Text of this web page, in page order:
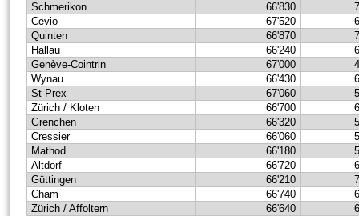
Schmerikon
66'830
Cevio
67'520
Quinten
66'870
Hallau
66'240
Genève-Cointrin
67'000
Wynau
66'430
St-Prex
67'060
Zürich / Kloten
66'700
Grenchen
66'320
Cressier
66'060
Mathod
66'180
Altdorf
66'720
Güttingen
66'210
Cham
66'740
Zürich / Affoltern
66'640